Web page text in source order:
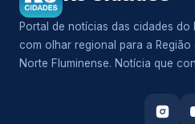
Portal de notícias das cidades do
com olhar regional para a Região
Norte Fluminense. Notícia que